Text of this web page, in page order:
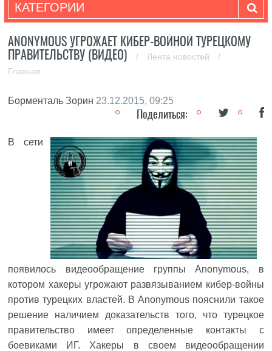
КАТЕГОРИИ
ANONYMOUS УГРОЖАЕТ КИБЕР-ВОЙНОЙ ТУРЕЦКОМУ
ПРАВИТЕЛЬСТВУ (ВИДЕО)
/ Лента новостей
/
Главная
Борменталь Зорин 23.12.2015, 09:25
Поделиться:
В сети
появилось видеообращение группы Anonymous, в
котором хакеры угрожают развязыванием кибер-войны
против турецких властей. В Anonymous пояснили такое
решение наличием доказательств того, что турецкое
правительство имеет определенные контакты с
боевиками ИГ. Хакеры в своем видеообращении